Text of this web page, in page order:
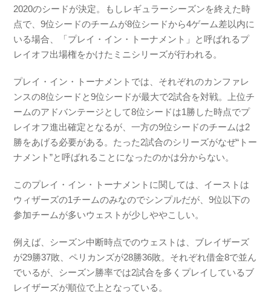
2020のシードが決定。もしレギュラーシーズンを終えた時
点で、9位シードのチームが8位シードから4ゲーム差以内に
いる場合、「プレイ・イン・トーナメント」と呼ばれるプ
レイオフ出場権をかけたミニシリーズが行われる。
プレイ・イン・トーナメントでは、それぞれのカンファレ
ンスの8位シードと9位シードが最大で2試合を対戦。上位チ
ームのアドバンテージとして8位シードは1勝した時点でプ
レイオフ進出確定となるが、一方の9位シードのチームは2
勝をあげる必要がある。たった2試合のシリーズがなぜ“トー
ナメント”と呼ばれることになったのかは分からない。
このプレイ・イン・トーナメントに関しては、イーストは
ウィザーズの1チームのみなのでシンプルだが、9位以下の
参加チームが多いウェストが少しややこしい。
例えば、シーズン中断時点でのウェストは、ブレイザーズ
が29勝37敗、ペリカンズが28勝36敗。それぞれ借金8で並ん
でいるが、シーズン勝率では2試合を多くプレイしているブ
レイザーズが順位で上となっている。